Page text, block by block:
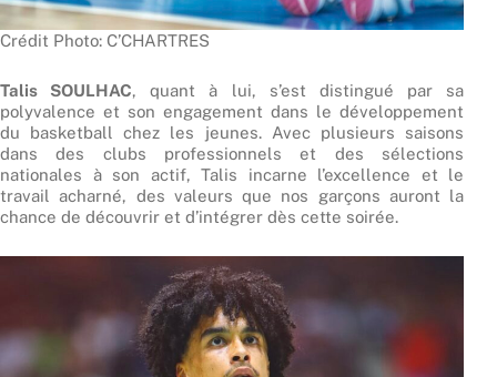
Crédit Photo: C’CHARTRES
Talis SOULHAC, quant à lui, s’est distingué par sa
polyvalence et son engagement dans le développement
du basketball chez les jeunes. Avec plusieurs saisons
dans des clubs professionnels et des sélections
nationales à son actif, Talis incarne l’excellence et le
travail acharné, des valeurs que nos garçons auront la
chance de découvrir et d’intégrer dès cette soirée.